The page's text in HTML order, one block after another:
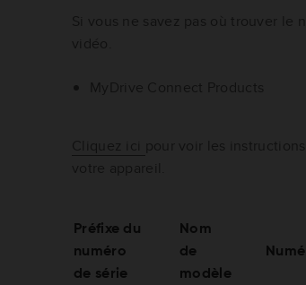
Préfixe du
numéro
de série
Nom
de
modèle